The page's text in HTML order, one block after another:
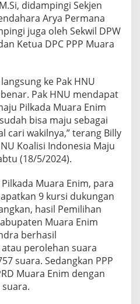
didampingi Sekjen
Arya Permana
juga oleh Sekwil DPW
Ketua DPC PPP Muara
ke Pak HNU
Pak HNU mendapat
Pilkada Muara Enim
bisa maju sebagai
cari wakilnya,” terang Billy
Koalisi Indonesia Maju
(18/5/2024).
Muara Enim, para
9 kursi dukungan
hasil Pemilihan
Muara Enim
berhasil
perolehan suara
suara. Sedangkan PPP
Muara Enim dengan